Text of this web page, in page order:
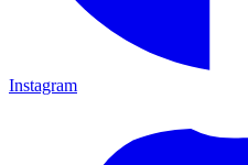
Instagram